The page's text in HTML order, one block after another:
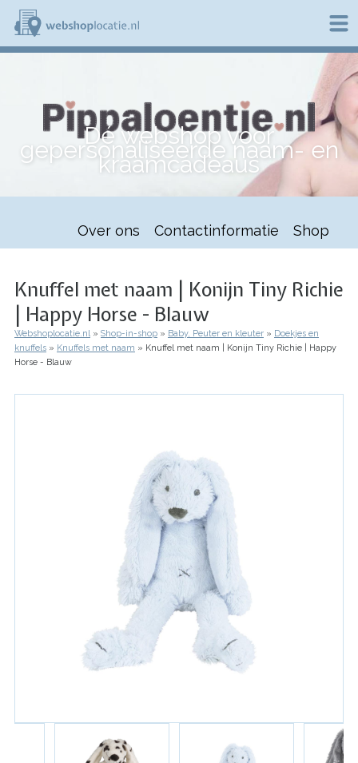
Overslaan
naar
de
Dé webshop voor
gepersonaliseerde naam- en
kraamcadeaus
Over ons Contactinformatie Shop
Knuffel met naam | Konijn Tiny Richie
| Happy Horse - Blauw
Kruimelpad
Webshoplocatie.nl Shop-in-shop Baby, Peuter en kleuter
Doekjes en
knuffels
Knuffels met naam
Knuffel met naam | Konijn Tiny Richie | Happy
Horse - Blauw